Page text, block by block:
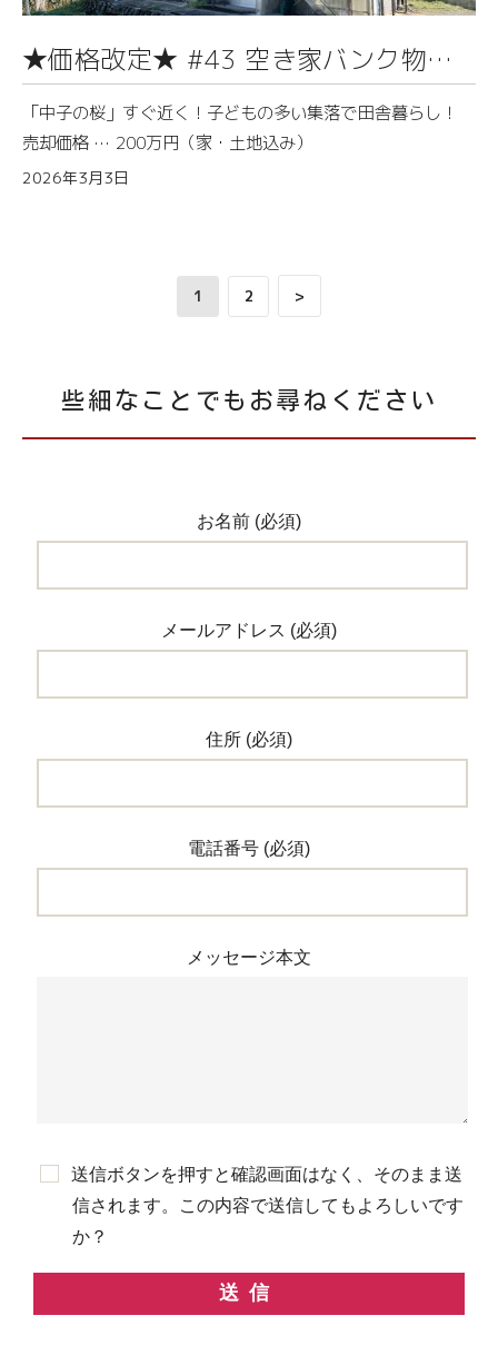
★価格改定★ #43 空き家バンク物件
情報（中子）
「中子の桜」すぐ近く！子どもの多い集落で田舎暮らし！
売却価格 … 200万円（家・土地込み）
2026年3月3日
1 2 >
些細なことでもお尋ねください
お名前 (必須)
メールアドレス (必須)
住所 (必須)
電話番号 (必須)
メッセージ本文
送信ボタンを押すと確認画面はなく、そのまま送
信されます。この内容で送信してもよろしいです
か？